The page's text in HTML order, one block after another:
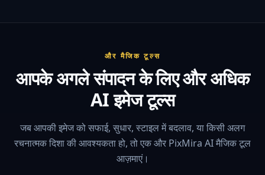
और मैजिक टूल्स
आपके अगले संपादन के लिए और अधिक
AI इमेज टूल्स
जब आपकी इमेज को सफाई, सुधार, स्टाइल में बदलाव, या किसी अलग
रचनात्मक दिशा की आवश्यकता हो, तो एक और PixMira AI मैजिक टूल
आज़माएं।